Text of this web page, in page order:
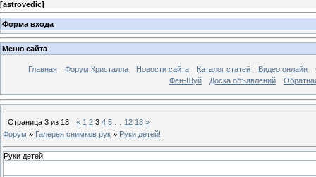
[astrovedic]
Форма входа
Меню сайта
Главная Форум Кристалла Новости сайта Каталог статей Видео онлайн
Фен-Шуй
Доска объявлений
Страница 3 из 13 « 1 2 3 4 5 12 13 »
Форум » Галерея снимков рук » Руки детей!
Руки детей!